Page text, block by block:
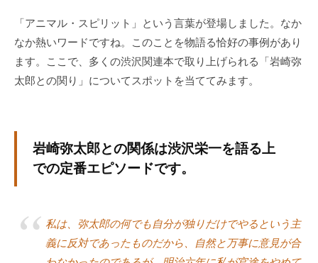
「アニマル・スピリット」という言葉が登場しました。なか
なか熱いワードですね。このことを物語る恰好の事例があり
ます。ここで、多くの渋沢関連本で取り上げられる「岩崎弥
太郎との関り」についてスポットを当ててみます。
岩崎弥太郎との関係は渋沢栄一を語る上
での定番エピソードです。
私は、弥太郎の何でも自分が独りだけでやるという主
義に反対であったものだから、自然と万事に意見が合